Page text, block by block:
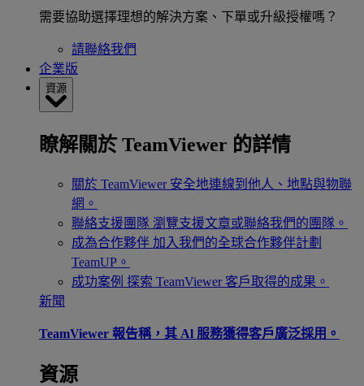
需要協助選擇理想的解決方案、下單或升級授權嗎？
請聯絡我們
企業版
資源
瞭解關於 TeamViewer 的詳情
關於 TeamViewer 安全地連線到他人、地點與物聯
網。
聯絡支援團隊 瀏覽支援文章或聯絡我們的團隊。
成為合作夥伴 加入我們的全球合作夥伴計劃
TeamUP。
成功案例 探索 TeamViewer 客戶取得的成果。
新聞
TeamViewer 報告稱，其 Al 服務獲得客戶廣泛採用。
資源